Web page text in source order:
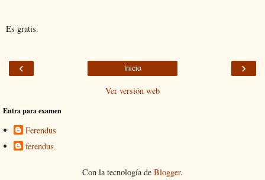
Es gratis.
‹ ›
Inicio
Ver versión web
Entra para examen
Ferendus
ferendus
Con la tecnología de Blogger.